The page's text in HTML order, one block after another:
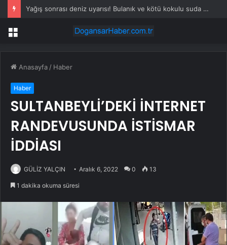
Yağış sonrası deniz uyarısı! Bulanık ve kötü kokulu suda yüzmeyin
Menü
Anasayfa / Haber
Haber
SULTANBEYLİ’DEKİ İNTERNET
RANDEVUSUNDA İSTİSMAR
İDDİASI
GÜLİZ YALÇIN Aralık 6, 2022 0 13
1 dakika okuma süresi